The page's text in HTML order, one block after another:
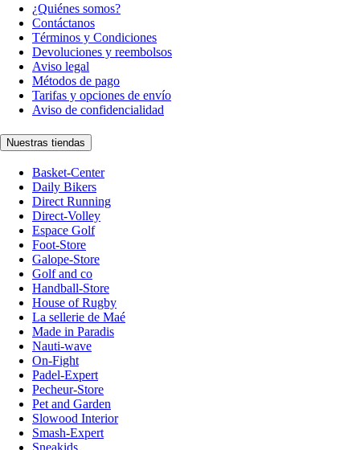
¿Quiénes somos?
Contáctanos
Términos y Condiciones
Devoluciones y reembolsos
Aviso legal
Métodos de pago
Tarifas y opciones de envío
Aviso de confidencialidad
Nuestras tiendas
Basket-Center
Daily Bikers
Direct Running
Direct-Volley
Espace Golf
Foot-Store
Galope-Store
Golf and co
Handball-Store
House of Rugby
La sellerie de Maé
Made in Paradis
Nauti-wave
On-Fight
Padel-Expert
Pecheur-Store
Pet and Garden
Slowood Interior
Smash-Expert